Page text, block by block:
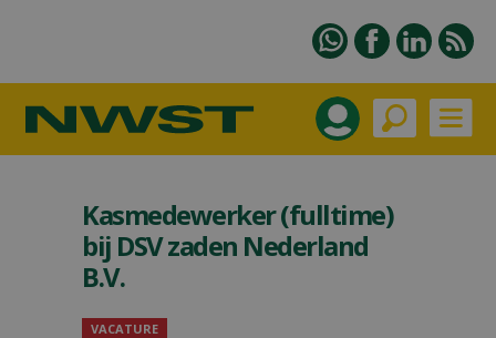
Kasmedewerker (fulltime)
bij DSV zaden Nederland
B.V.
VACATURE